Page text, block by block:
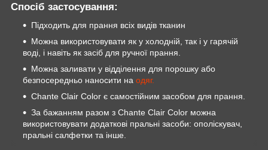
Спосіб застосування:
Підходить для прання всіх видів тканин
Можна використовувати як у холодній, так і у гарячій
воді, і навіть як засіб для ручної прання.
Можна заливати у відділення для порошку або
безпосередньо наносити на одяг.
Chante Clair Color є самостійним засобом для прання.
За бажанням разом з Chante Clair Color можна
використовувати додаткові пральні засоби: ополіскувач,
пральні салфетки та інше.